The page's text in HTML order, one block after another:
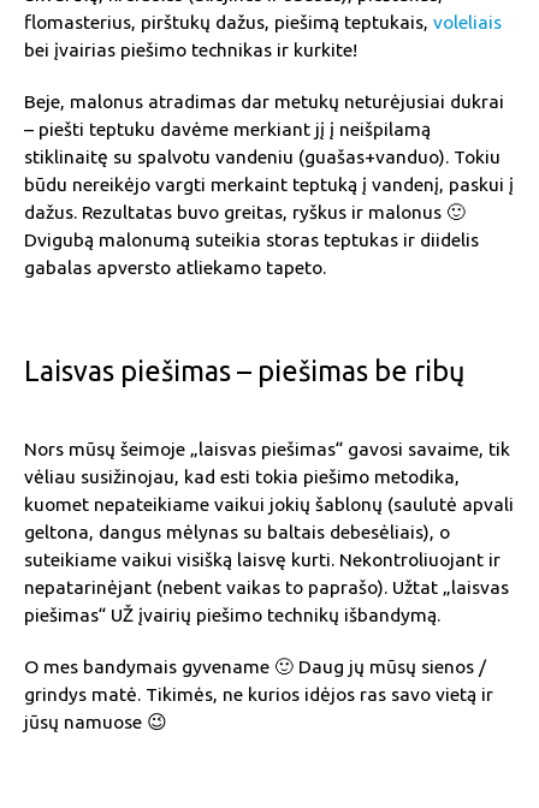
flomasterius, pirštukų dažus, piešimą teptukais, voleliais
bei įvairias piešimo technikas ir kurkite!
Beje, malonus atradimas dar metukų neturėjusiai dukrai
– piešti teptuku davėme merkiant jį į neišpilamą
stiklinaitę su spalvotu vandeniu (guašas+vanduo). Tokiu
būdu nereikėjo vargti merkaint teptuką į vandenį, paskui į
dažus. Rezultatas buvo greitas, ryškus ir malonus 🙂
Dvigubą malonumą suteikia storas teptukas ir diidelis
gabalas apversto atliekamo tapeto.
Laisvas piešimas – piešimas be ribų
Nors mūsų šeimoje „laisvas piešimas“ gavosi savaime, tik
vėliau susižinojau, kad esti tokia piešimo metodika,
kuomet nepateikiame vaikui jokių šablonų (saulutė apvali
geltona, dangus mėlynas su baltais debesėliais), o
suteikiame vaikui visišką laisvę kurti. Nekontroliuojant ir
nepatarinėjant (nebent vaikas to paprašo). Užtat „laisvas
piešimas“ UŽ įvairių piešimo technikų išbandymą.
O mes bandymais gyvename 🙂 Daug jų mūsų sienos /
grindys matė. Tikimės, ne kurios idėjos ras savo vietą ir
jūsų namuose 😉